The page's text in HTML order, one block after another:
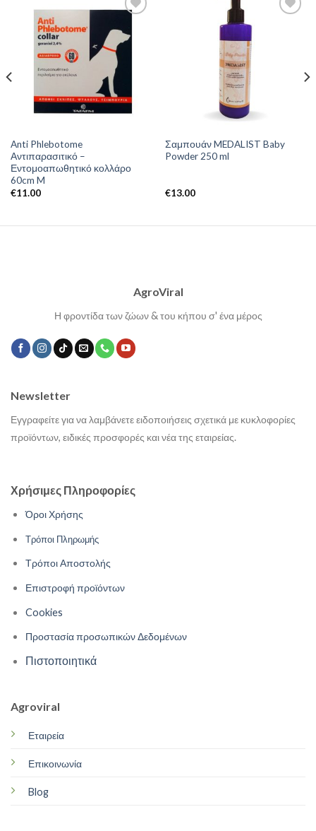
Anti Phlebotome
Αντιπαρασιτικό –
Εντομοαπωθητικό κολλάρο
60cm M
€11.00
Σαμπουάν MEDALIST Baby
Powder 250 ml
€13.00
AgroViral
Η φροντίδα των ζώων & του κήπου σ' ένα μέρος
Χρήσιμες Πληροφορίες
Όροι Χρήσης
Τρόποι Πληρωμής
Τρόποι Αποστολής
Επιστροφή προϊόντων
Cookies
Προστασία προσωπικών Δεδομένων
Πιστοποιητικά
Agroviral
Εταιρεία
Επικοινωνία
Blog
Newsletter
Εγγραφείτε για να λαμβάνετε ειδοποιήσεις σχετικά με κυκλοφορίες
προϊόντων, ειδικές προσφορές και νέα της εταιρείας.